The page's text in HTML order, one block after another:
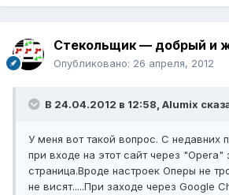
Стекольщик — добрый и
Опубликовано: 26 апреля, 2012
В 24.04.2012 в 12:58, Alumix
У меня вот такой вопрос. С недавних
при входе на этот сайт через "Opera"
страница.Вроде настроек Оперы не
не висят.....При заходе через Google